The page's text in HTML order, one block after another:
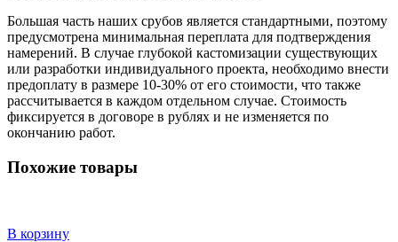
Большая часть наших срубов является стандартными, поэтому
предусмотрена минимальная переплата для подтверждения
намерений. В случае глубокой кастомизации существующих
или разработки индивидуального проекта, необходимо внести
предоплату в размере 10-30% от его стоимости, что также
рассчитывается в каждом отдельном случае. Стоимость
фиксируется в договоре в рублях и не изменяется по
окончанию работ.
Похожие товары
В корзину